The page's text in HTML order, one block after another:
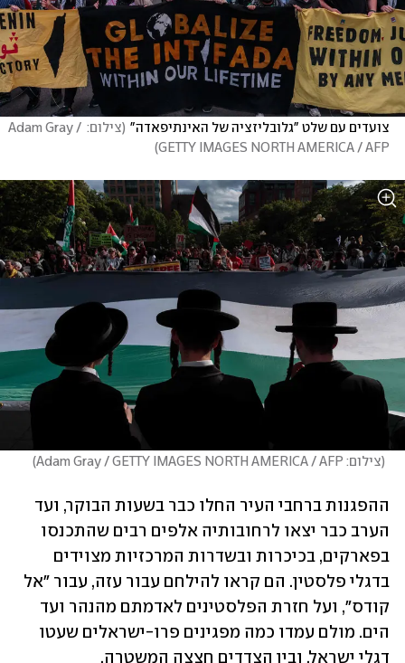
צועדים עם שלט "גלובליזציה של האינתיפאדה" (
צילום: Adam Gray /
GETTY IMAGES NORTH AMERICA / AFP
)
(צילום: Adam Gray / GETTY IMAGES NORTH AMERICA / AFP )
דגלי ישראל, ובין הצדדים חצצה המשטרה.